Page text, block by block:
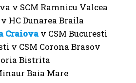
v SCM Ramnicu Valcea
HC Dunarea Braila
Craiovav CSM Bucuresti
v CSM Corona Brasov
Bistrita
Baia Mare